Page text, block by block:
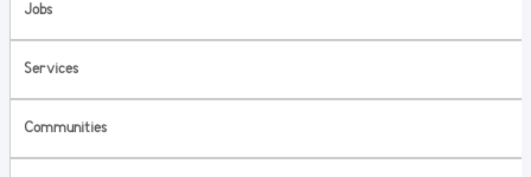
Jobs
Services
Communities